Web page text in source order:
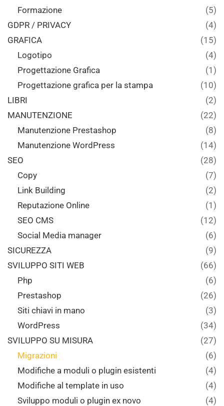
Formazione
(5)
GDPR / PRIVACY
(4)
GRAFICA
(15)
Logotipo
(4)
Progettazione Grafica
(1)
Progettazione grafica per la stampa
(10)
LIBRI
(2)
MANUTENZIONE
(22)
Manutenzione Prestashop
(8)
Manutenzione WordPress
(14)
SEO
(28)
Copy
(7)
Link Building
(2)
Reputazione Online
(1)
SEO CMS
(12)
Social Media manager
(6)
SICUREZZA
(9)
SVILUPPO SITI WEB
(66)
Php
(6)
Prestashop
(26)
Siti chiavi in mano
(3)
WordPress
(34)
SVILUPPO SU MISURA
(27)
Migrazioni
(6)
Modifiche a moduli o plugin esistenti
(4)
Modifiche al template in uso
(4)
Sviluppo moduli o plugin ex novo
(4)